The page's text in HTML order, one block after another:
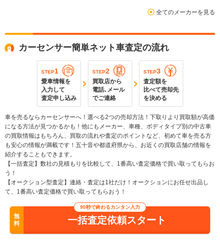
全てのメーカーを見る
カーセンサー簡単ネット車査定の流れ
STEP1
愛車情報を
入力して
査定申し込み
STEP2
買取店から
電話､メール
でご連絡
STEP3
査定額を
比べて売却先
を決める
車を売るならカーセンサーへ！選べる2つの売却方法！下取りより買取額が高価
になる方法が見つかるかも！他にもメーカー、車種、ボディタイプ別の中古車
の買取情報はもちろん、買取の流れや査定のポイントなど、初めて車を売る方
も安心の情報が満載です！五十音や都道府県から、お近くの買取店舗の情報を
紹介することもできます。
【一括査定】数社の見積もりを比較して、1番高い査定価格で買い取ってもらお
う！
【オークション型査定】連絡・査定は1社だけ！オークションにお任せ出品し
て、1番高い査定価格で買い取ってもらおう！
無
料
90秒で終わるカンタン入力
一括査定依頼スタート